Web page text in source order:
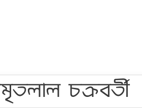
চক্রবর্তী